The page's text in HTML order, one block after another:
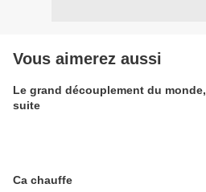
Vous aimerez aussi
Le grand découplement du monde,
suite
Ca chauffe